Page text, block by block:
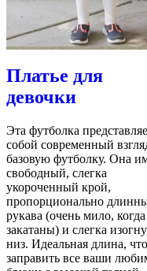
Платье для
девочки
Эта футболка
собой современный
базовую футболку. Она
свободный, слегка
укороченный крой,
пропорционально
рукава (очень мило,
закатаны) и слегка
низ. Идеальная длина,
заправить все ваши